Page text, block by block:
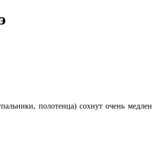
полотенца) сохнут очень